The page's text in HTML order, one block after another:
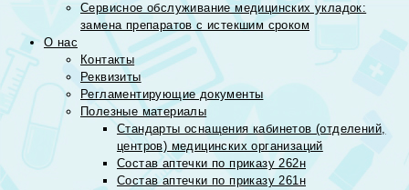
Сервисное обслуживание медицинских укладок:
замена препаратов с истекшим сроком
О нас
Контакты
Реквизиты
Регламентирующие документы
Полезные материалы
Стандарты оснащения кабинетов (отделений,
центров) медицинских организаций
Состав аптечки по приказу 262н
Состав аптечки по приказу 261н